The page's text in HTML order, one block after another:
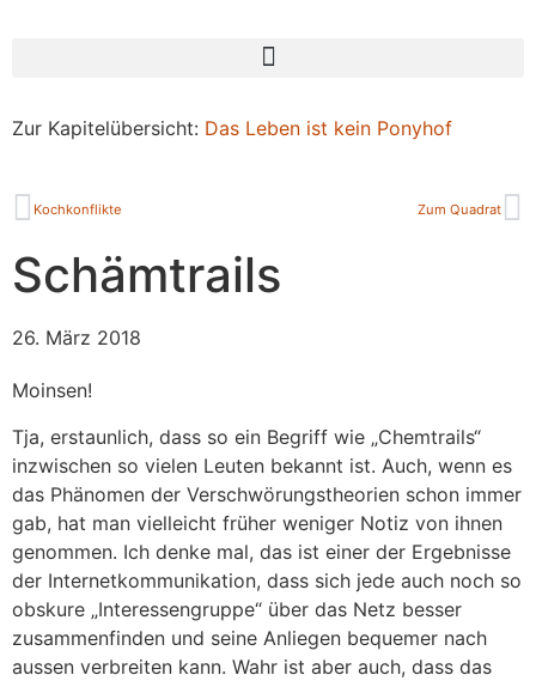
Zur Kapitelübersicht: Das Leben ist kein Ponyhof
Kochkonflikte Zum Quadrat
Schämtrails
26. März 2018
Moinsen!
Tja, erstaunlich, dass so ein Begriff wie „Chemtrails“
inzwischen so vielen Leuten bekannt ist. Auch, wenn es
das Phänomen der Verschwörungstheorien schon immer
gab, hat man vielleicht früher weniger Notiz von ihnen
genommen. Ich denke mal, das ist einer der Ergebnisse
der Internetkommunikation, dass sich jede auch noch so
obskure „Interessengruppe“ über das Netz besser
zusammenfinden und seine Anliegen bequemer nach
aussen verbreiten kann. Wahr ist aber auch, dass das